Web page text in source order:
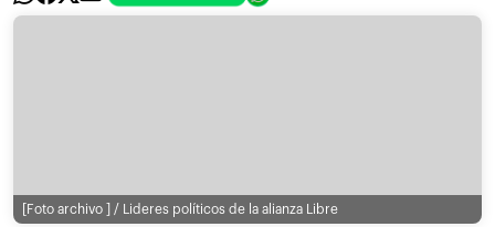
[Foto archivo ] / Lideres políticos de la alianza Libre